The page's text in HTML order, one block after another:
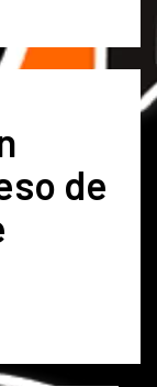
de